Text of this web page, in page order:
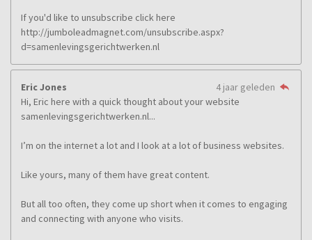
If you'd like to unsubscribe click here
http://jumboleadmagnet.com/unsubscribe.aspx?
d=samenlevingsgerichtwerken.nl
Eric Jones
4 jaar geleden
Hi, Eric here with a quick thought about your website
samenlevingsgerichtwerken.nl...
I’m on the internet a lot and I look at a lot of business websites.
Like yours, many of them have great content.
But all too often, they come up short when it comes to engaging
and connecting with anyone who visits.